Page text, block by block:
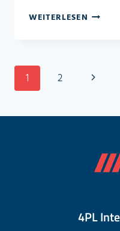
WEITERLESEN VESSEL
1 2
Nächste
4PL